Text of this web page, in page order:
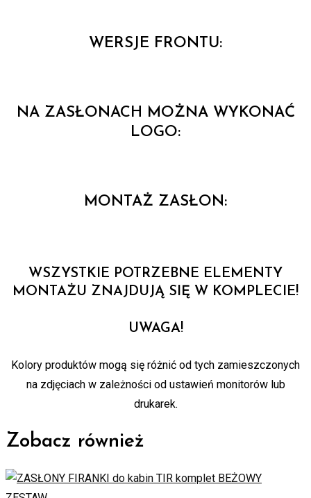
WERSJE FRONTU:
NA ZASŁONACH MOŻNA WYKONAĆ
LOGO:
MONTAŻ ZASŁON:
WSZYSTKIE POTRZEBNE ELEMENTY
MONTAŻU ZNAJDUJĄ SIĘ W KOMPLECIE!
UWAGA!
Kolory produktów mogą się różnić od tych zamieszczonych
na zdjęciach w zależności od ustawień monitorów lub
drukarek.
Zobacz również